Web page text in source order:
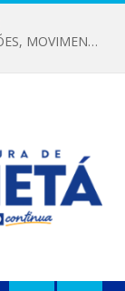
FESTIVAL DE VERÃO 2026 REÚNE MULTIDÕES, MOVIMENTA A ECONOMIA E FORTALECE A CULTURA LOCAL